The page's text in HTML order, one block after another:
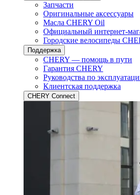
Запчасти
Оригинальные аксессуары
Масла CHERY Oil
Официальный интернет-
Городские велосипеды
Поддержка
CHERY — помощь в пути
Гарантия CHERY
Руководства по
Клиентская поддержка
CHERY Connect